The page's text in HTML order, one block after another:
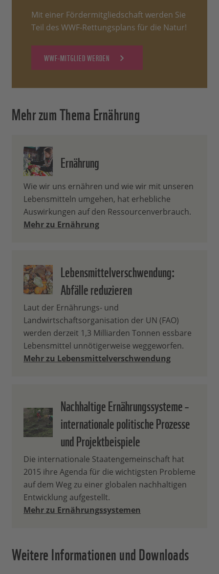
Mit einer Fördermitgliedschaft werden Sie
Teil des WWF-Rettungsplans für die Natur!
WWF-MITGLIED WERDEN
Mehr zum Thema Ernährung
Ernährung
Wie wir uns ernähren und wie wir mit unseren
Lebensmitteln umgehen, hat erhebliche
Auswirkungen auf den Ressourcenverbrauch.
Mehr zu Ernährung
Lebensmittelverschwendung:
Abfälle reduzieren
Laut der Ernährungs- und
Landwirtschaftsorganisation der UN (FAO)
werden derzeit 1,3 Milliarden Tonnen essbare
Lebensmittel unnötigerweise weggeworfen.
Mehr zu Lebensmittelverschwendung
Nachhaltige Ernährungssysteme –
internationale politische Prozesse
und Projektbeispiele
Die internationale Staatengemeinschaft hat
2015 ihre Agenda für die wichtigsten Probleme
auf dem Weg zu einer globalen nachhaltigen
Entwicklung aufgestellt.
Mehr zu Ernährungssystemen
Weitere Informationen und Downloads